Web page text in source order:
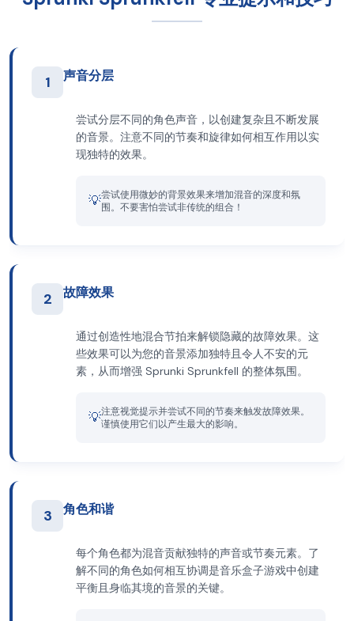
1 声音分层
尝试分层不同的角色声音，以创建复杂且不断发展
的音景。注意不同的节奏和旋律如何相互作用以实
现独特的效果。
💡尝试使用微妙的背景效果来增加混音的深度和氛
围。不要害怕尝试非传统的组合！
2 故障效果
通过创造性地混合节拍来解锁隐藏的故障效果。这
些效果可以为您的音景添加独特且令人不安的元
素，从而增强 Sprunki Sprunkfell 的整体氛围。
💡注意视觉提示并尝试不同的节奏来触发故障效果。
谨慎使用它们以产生最大的影响。
3 角色和谐
每个角色都为混音贡献独特的声音或节奏元素。了
解不同的角色如何相互协调是音乐盒子游戏中创建
平衡且身临其境的音景的关键。